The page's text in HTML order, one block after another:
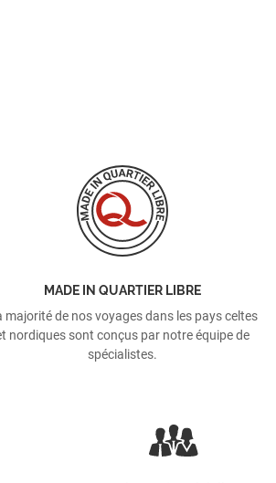
MADE IN QUARTIER LIBRE
majorité de nos voyages dans les pays celtes
nordiques sont conçus par notre équipe de
spécialistes.